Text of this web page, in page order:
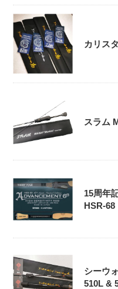
カリスタ
スラム
15周年
HSR-68
シーウ
510L &